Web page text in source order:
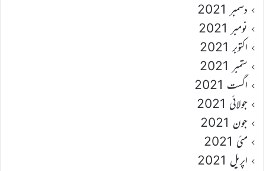
دسمبر 2021
نومبر 2021
اکتوبر 2021
ستمبر 2021
اگست 2021
جولائی 2021
جون 2021
مئی 2021
اپریل 2021